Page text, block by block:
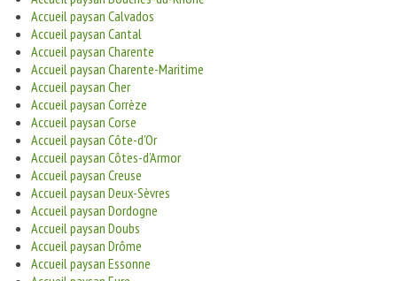
Accueil paysan Calvados
Accueil paysan Cantal
Accueil paysan Charente
Accueil paysan Charente-Maritime
Accueil paysan Cher
Accueil paysan Corrèze
Accueil paysan Corse
Accueil paysan Côte-d’Or
Accueil paysan Côtes-d’Armor
Accueil paysan Creuse
Accueil paysan Deux-Sèvres
Accueil paysan Dordogne
Accueil paysan Doubs
Accueil paysan Drôme
Accueil paysan Essonne